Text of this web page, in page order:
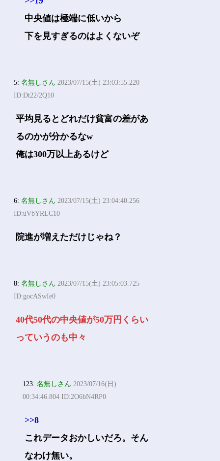
中央値は極端に低いから
下を見すぎるのはよくないぞ
5:名無しさん 2023/07/15(土) 23:03:55.220
ID:Dt22/2Q10
平均見るとどれだけ貧富の差があ
るのかが分かるなw
俺は300万以上あるけど
6:名無しさん 2023/07/15(土) 23:04:40.256
ID:uVbYRLC10
院進が増えただけじゃね？
8:名無しさん 2023/07/15(土) 23:05:03.725
ID:gocASwIe0
40代50代の中央値が50万円くらい
っていうのも中々
123:名無しさん 2023/07/16(日)
00:34:46.804 ID:2O6bN4RP0
>>8
これデータおかしいだろ。そん
なわけ無い。